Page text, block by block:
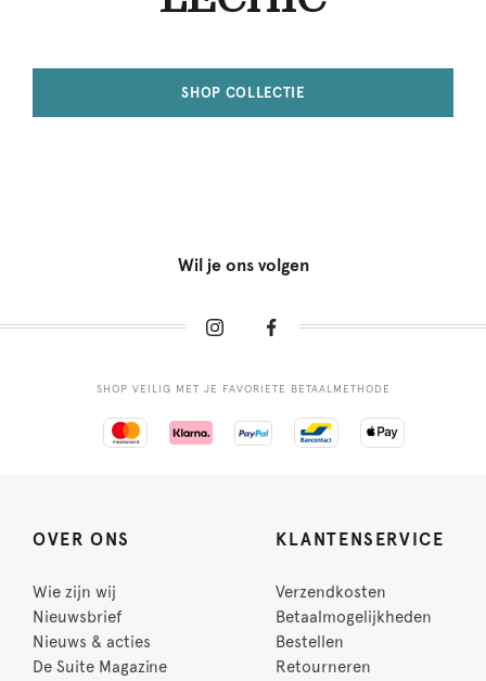
SHOP COLLECTIE
Wil je ons volgen
SHOP VEILIG MET JE FAVORIETE BETAALMETHODE
OVER ONS
Wie zijn wij
Nieuwsbrief
Nieuws & acties
De Suite Magazine
KLANTENSERVICE
Verzendkosten
Betaalmogelijkheden
Bestellen
Retourneren